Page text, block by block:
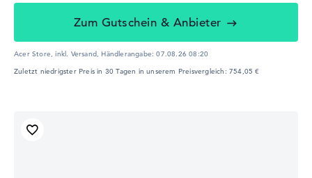
Zum Gutschein & Anbieter
Acer Store, inkl. Versand, Händlerangabe:07.08.26 08:20
Zuletzt niedrigster Preis in 30 Tagen in unserem Preisvergleich: 754,05 €